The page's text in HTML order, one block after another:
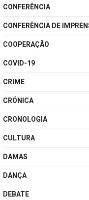
CONFERÊNCIA
CONFERÊNCIA DE
COOPERAÇÃO
COVID-19
CRIME
CRÓNICA
CRONOLOGIA
CULTURA
DAMAS
DANÇA
DEBATE